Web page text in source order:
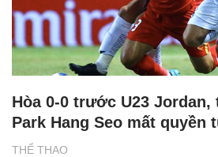
THỂ THAO
Hòa 0-0 trước U23 Jordan,
Park Hang Seo mất quyền